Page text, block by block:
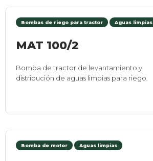
Bombas de riego para tractor Aguas limpias
MAT 100/2
Bomba de tractor de levantamiento y
distribución de aguas limpias para riego.
Bomba de motor Aguas limpias